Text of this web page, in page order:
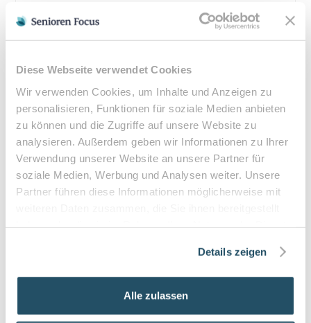
Diese Webseite verwendet Cookies
Wir verwenden Cookies, um Inhalte und Anzeigen zu
personalisieren, Funktionen für soziale Medien anbieten
zu können und die Zugriffe auf unsere Website zu
analysieren. Außerdem geben wir Informationen zu Ihrer
Verwendung unserer Website an unsere Partner für
soziale Medien, Werbung und Analysen weiter. Unsere
Partner führen diese Informationen möglicherweise mit
Details zeigen
Alle zulassen
ärztlicher Verordnung Kassenleistungen. Eine
Heilmittelverordnung erhalten Sie von Ihrem Hausarzt
Diabetes mellitus mit Fußkomplikationen
Querschnittslähmung
Zuzahlung & Kosten:
•Befreiung bei chronischen Erkrankungen möglich